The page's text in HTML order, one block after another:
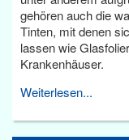
gehören auch die
Tinten, mit denen
lassen wie
Krankenhäuser.
Weiterlesen...